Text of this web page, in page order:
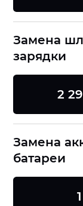
Замена
зарядки
2
Замена
батареи